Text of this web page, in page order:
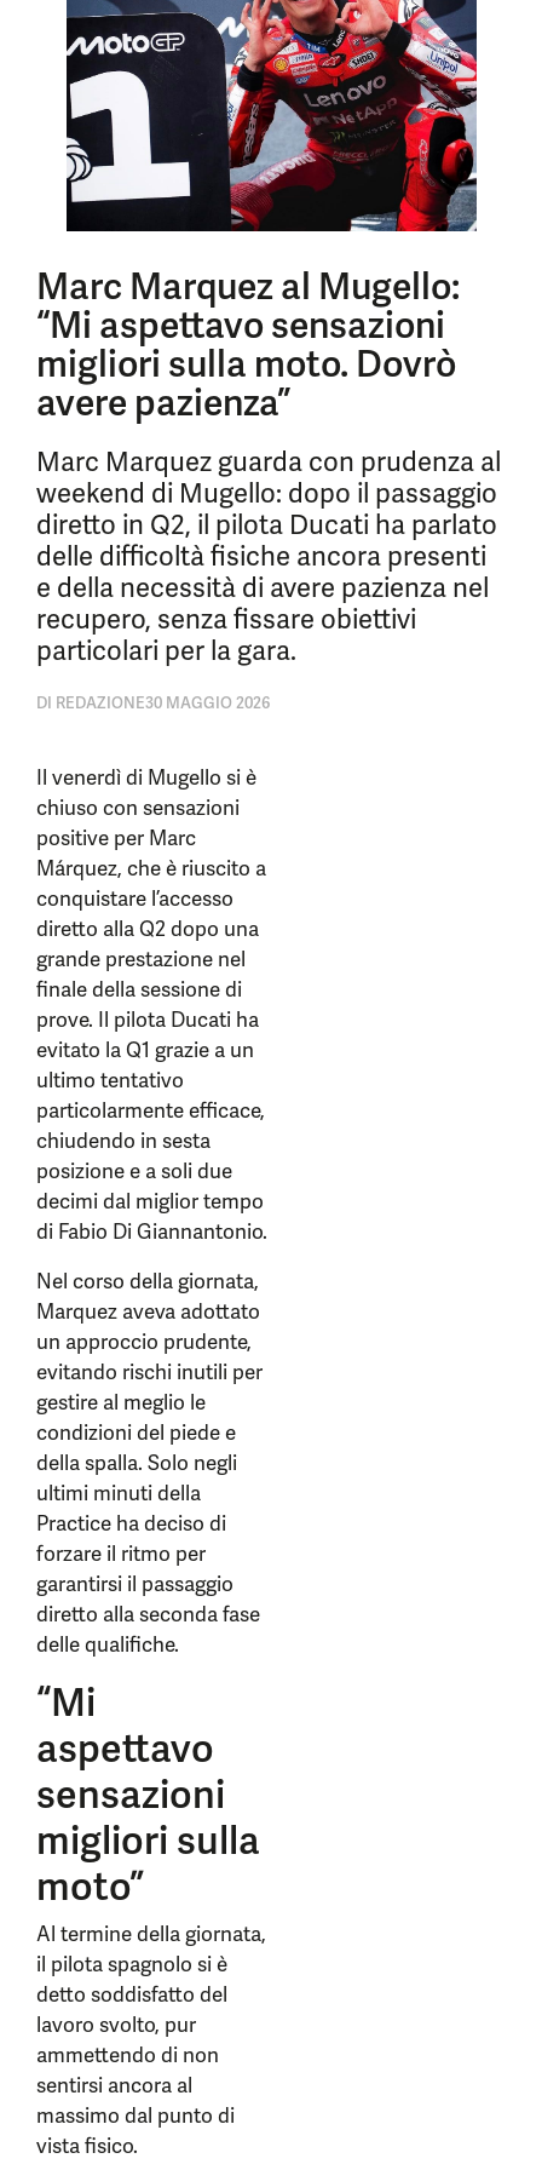
Marc Marquez al Mugello:
“Mi aspettavo sensazioni
migliori sulla moto. Dovrò
avere pazienza”
Marc Marquez guarda con prudenza al
weekend di Mugello: dopo il passaggio
diretto in Q2, il pilota Ducati ha parlato
delle difficoltà fisiche ancora presenti
e della necessità di avere pazienza nel
recupero, senza fissare obiettivi
particolari per la gara.
DI REDAZIONE30 MAGGIO 2026
Il venerdì di Mugello si è
chiuso con sensazioni
positive per Marc
Márquez, che è riuscito a
conquistare l’accesso
diretto alla Q2 dopo una
grande prestazione nel
finale della sessione di
prove. Il pilota Ducati ha
evitato la Q1 grazie a un
ultimo tentativo
particolarmente efficace,
chiudendo in sesta
posizione e a soli due
decimi dal miglior tempo
di Fabio Di Giannantonio.
Nel corso della giornata,
Marquez aveva adottato
un approccio prudente,
evitando rischi inutili per
gestire al meglio le
condizioni del piede e
della spalla. Solo negli
ultimi minuti della
Practice ha deciso di
forzare il ritmo per
garantirsi il passaggio
diretto alla seconda fase
delle qualifiche.
“Mi
aspettavo
sensazioni
migliori sulla
moto”
Al termine della giornata,
il pilota spagnolo si è
detto soddisfatto del
lavoro svolto, pur
ammettendo di non
sentirsi ancora al
massimo dal punto di
vista fisico.